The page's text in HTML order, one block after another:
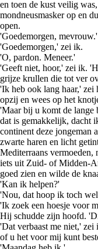
en toen de kust veilig
mondneusmasker op en
open.
'Goedemorgen, mevrouw.'
'Goedemorgen,' zei ik.
'O, pardon. Meneer.'
'Geeft niet, hoor,' zei ik.
grijze krullen die tot ver
'Ik heb ook lang haar,'
opzij en wees op het
'Maar bij u komt de lange
dat is gemakkelijk, dacht
continent deze jongeman
zwarte haren en licht
Mediterraans vermoeden,
iets uit Zuid- of Midden-
goed zien en wilde de
'Kan ik helpen?'
'Nou, dat hoop ik toch
'Ik zoek een hoesje voor
Hij schudde zijn hoofd.
'Dat verbaast me niet,'
of u het voor mij kunt